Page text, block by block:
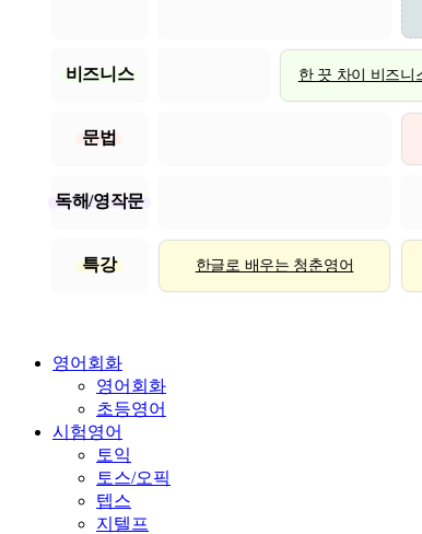
비즈니스 한 끗 차이 비즈니
문법
독해/영작문
특강 한글로 배우는 청춘영어
영어회화
영어회화
초등영어
시험영어
토익
토스/오픽
텝스
지텔프